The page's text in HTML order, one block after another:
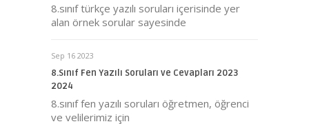
8.sınıf türkçe yazılı soruları içerisinde yer
alan örnek sorular sayesinde
Sep 16 2023
8.Sınıf Fen Yazılı Soruları ve Cevapları 2023
2024
8.sınıf fen yazılı soruları öğretmen, öğrenci
ve velilerimiz için